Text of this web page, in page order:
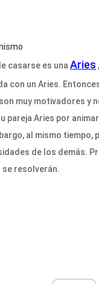
casarse es una Aries
con un Aries.
muy motivadores y
pareja Aries por
al mismo
de los demás.
se resolverán.